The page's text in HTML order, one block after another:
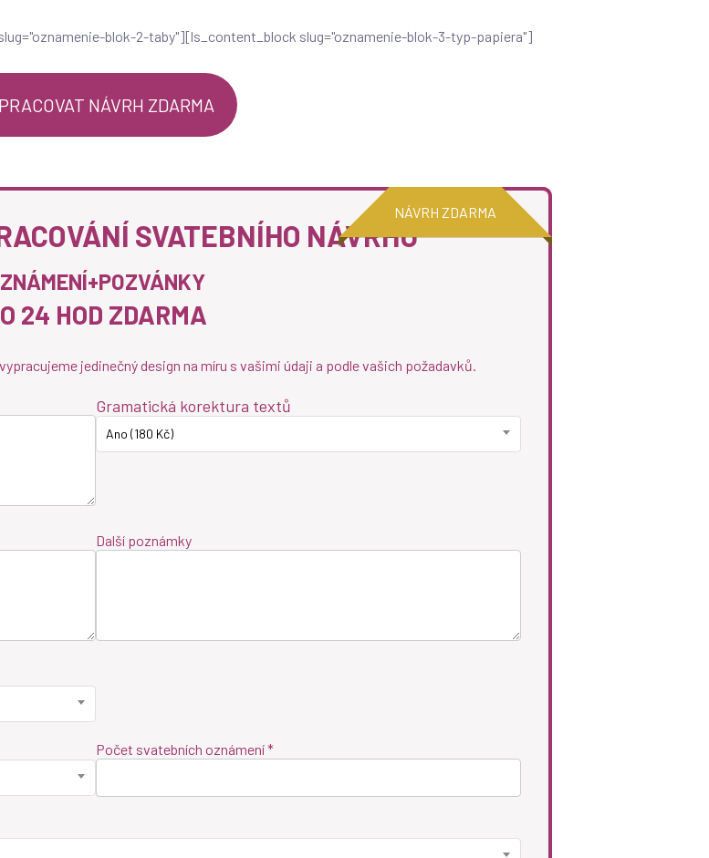
blok-2-taby"][ls_content_block slug="oznamenie-blok-3-typ-papiera"]
NÁVRH ZDARMA
SVATEBNÍHO NÁVRHU
24 HOD ZDARMA
jedinečný design na míru s vašimi údaji a podle vašich požadavků.
NÁVRH ZDARMA
Gramatická korektura textů
Ano (180 Kč)
Další poznámky
Počet svatebních oznámení *